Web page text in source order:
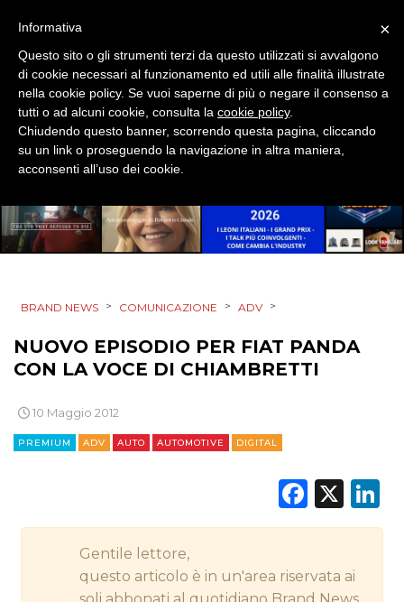
EVENTI
MOBILE
PROMOZIONI
PRODOTTI
STRATEGIE
CINEMA
ESTERNA
BRAND NEWS > COMUNICAZIONE > ADV >
NUOVO EPISODIO PER FIAT PANDA
CON LA VOCE DI CHIAMBRETTI
10 Maggio 2012
PREMIUM ADV AUTO AUTOMOTIVE DIGITAL
X
Gentile lettore,
questo articolo è in un'area riservata ai
×
Informativa
Questo sito o gli strumenti terzi da questo utilizzati si avvalgono
di cookie necessari al funzionamento ed utili alle finalità illustrate
nella cookie policy. Se vuoi saperne di più o negare il consenso a
tutti o ad alcuni cookie, consulta la cookie policy.
Chiudendo questo banner, scorrendo questa pagina, cliccando
su un link o proseguendo la navigazione in altra maniera,
acconsenti all’uso dei cookie.